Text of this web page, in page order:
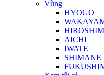
Vùng
HYOGO
AICHI
IWATE
SHIMANE